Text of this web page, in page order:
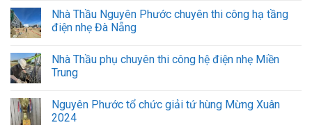
máy.
Nhà Thầu Nguyên Phước chuyên thi công hạ tầng
điện nhẹ Đà Nẵng
Nhà Thầu phụ chuyên thi công hệ điện nhẹ Miền
Trung
Nguyên Phước tổ chức giải tứ hùng Mừng Xuân
2024